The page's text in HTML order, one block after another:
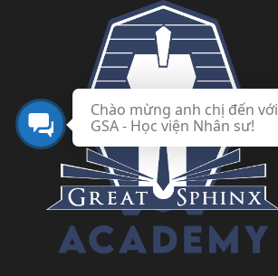
Chào mừng anh chị đến với
GSA - Học viện Nhân sư!